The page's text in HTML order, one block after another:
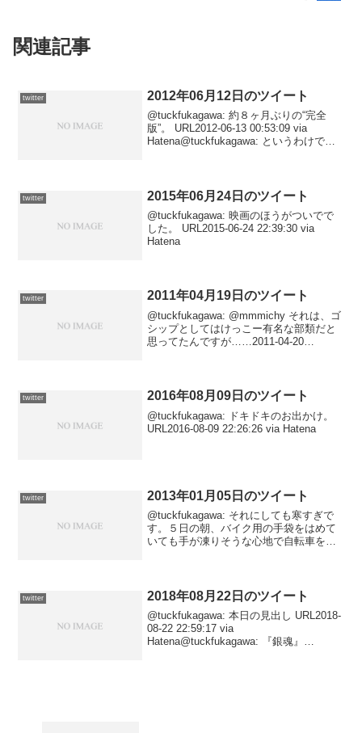
関連記事
twitter 2012年06月12日のツイート
@tuckfukagawa: 約８ヶ月ぶりの“完全
版”。 URL2012-06-13 00:53:09 via
Hatena@tuckfukagawa: というわけで、
twitter 2015年06月24日のツイート
@tuckfukagawa: 映画のほうがついでで
した。 URL2015-06-24 22:39:30 via
Hatena
twitter 2011年04月19日のツイート
@tuckfukagawa: @mmmichy それは、ゴ
シップとしてはけっこー有名な部類だと
思ってたんですが……2011-04-20
twitter 2016年08月09日のツイート
@tuckfukagawa: ドキドキのお出かけ。
URL2016-08-09 22:26:26 via Hatena
twitter 2013年01月05日のツイート
@tuckfukagawa: それにしても寒すぎで
す。５日の朝、バイク用の手袋をはめて
いても手が凍りそうな心地で自転車を漕
twitter 2018年08月22日のツイート
@tuckfukagawa: 本日の見出し URL2018-
08-22 22:59:17 via
Hatena@tuckfukagawa: 『銀魂』